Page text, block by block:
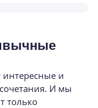
и
И мы
только